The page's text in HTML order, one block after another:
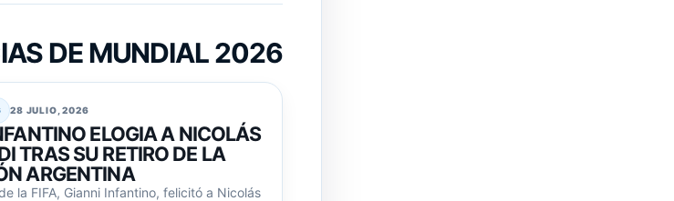
DE MUNDIAL 2026
28 JULIO, 2026
ELOGIA A NICOLÁS
TRAS SU RETIRO DE LA
ARGENTINA
la FIFA, Gianni Infantino, felicitó a Nicolás